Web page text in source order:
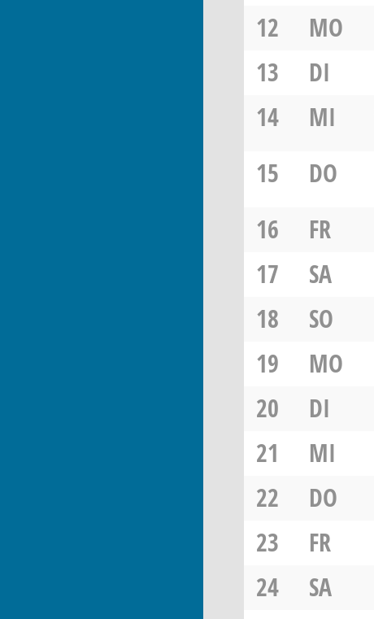
12
MO
13
DI
14
MI
15 DO
16
FR
17
SA
18
SO
19
MO
20
DI
21
MI
22
DO
23
FR
24
SA